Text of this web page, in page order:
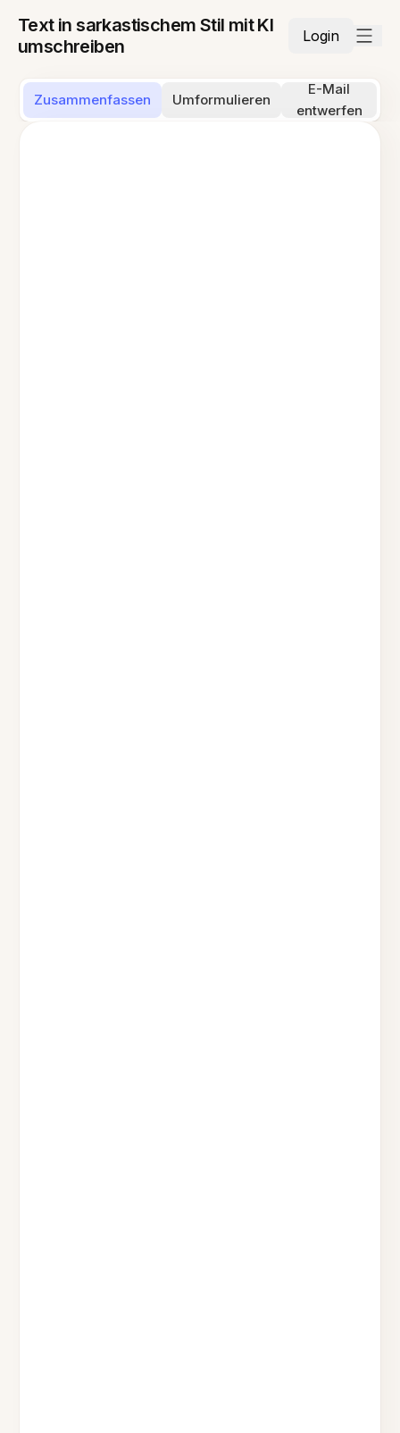
Text in sarkastischem Stil mit KI
umschreiben
Login
Zusammenfassen Umformulieren
E-Mail
entwerfen